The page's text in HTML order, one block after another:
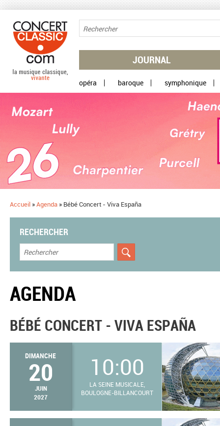
JOURNAL
opéra baroque symphonique
Accueil »Agenda » Bébé Concert - Viva España
RECHERCHER
AGENDA
BÉBÉ CONCERT - VIVA ESPAÑA
DIMANCHE
20
JUIN
2027
10:00
LA SEINE MUSICALE,
BOULOGNE-BILLANCOURT